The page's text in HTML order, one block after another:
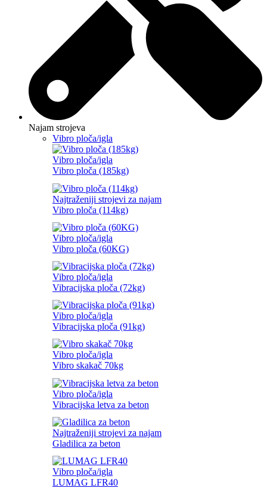
Najam strojeva
Vibro ploča/igla
Vibro ploča/igla
Vibro ploča (185kg)
Najtraženiji strojevi za najam
Vibro ploča (114kg)
Vibro ploča/igla
Vibro ploča (60KG)
Vibro ploča/igla
Vibracijska ploča (72kg)
Vibro ploča/igla
Vibracijska ploča (91kg)
Vibro ploča/igla
Vibro skakač 70kg
Vibro ploča/igla
Vibracijska letva za beton
Najtraženiji strojevi za najam
Gladilica za beton
Vibro ploča/igla
LUMAG LFR40